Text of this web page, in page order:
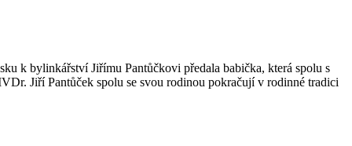
k bylinkářství Jiřímu Pantůčkovi předala babička, která spolu s
Jiří Pantůček spolu se svou rodinou pokračují v rodinné tradici